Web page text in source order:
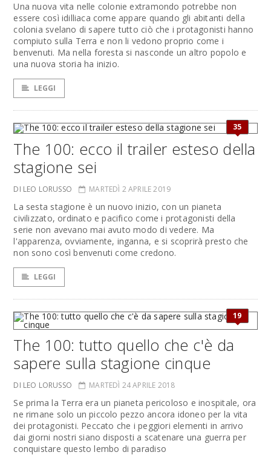
Una nuova vita nelle colonie extramondo potrebbe non
essere così idilliaca come appare quando gli abitanti della
colonia svelano di sapere tutto ciò che i protagonisti hanno
compiuto sulla Terra e non li vedono proprio come i
benvenuti. Ma nella foresta si nasconde un altro popolo e
una nuova storia ha inizio.
LEGGI
35
The 100: ecco il trailer esteso della
stagione sei
DI LEO LORUSSO MARTEDÌ 2 APRILE 2019
La sesta stagione è un nuovo inizio, con un pianeta
civilizzato, ordinato e pacifico come i protagonisti della
serie non avevano mai avuto modo di vedere. Ma
l'apparenza, ovviamente, inganna, e si scoprirà presto che
non sono così benvenuti come credono.
LEGGI
19
The 100: tutto quello che c'è da
sapere sulla stagione cinque
DI LEO LORUSSO MARTEDÌ 24 APRILE 2018
Se prima la Terra era un pianeta pericoloso e inospitale, ora
ne rimane solo un piccolo pezzo ancora idoneo per la vita
dei protagonisti. Peccato che i peggiori elementi in arrivo
dai giorni nostri siano disposti a scatenare una guerra per
conquistare questo lembo di paradiso